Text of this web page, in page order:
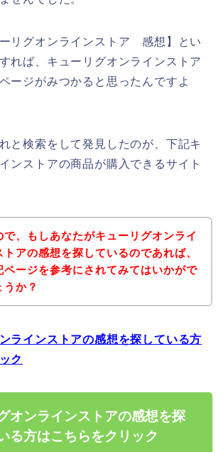
リグオンラインストア 感想】とい
れば、キューリグオンラインストア
ージがみつかると思ったんですよ
と検索をして発見したのが、下記キ
ンストアの商品が購入できるサイト
で、もしあなたがキューリグオンライ
トアの感想を探しているのであれば、
ページを参考にされてみてはいかがで
うか？
ラインストアの感想を探している方
ク
オンラインストアの感想を探
る方はこちらをクリック